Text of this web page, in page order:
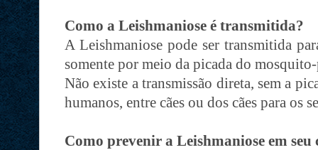
Como a Leishmaniose é transmitida?
A Leishmaniose pode ser transmitida
somente por meio da picada do
Não existe a transmissão direta, sem a
humanos, entre cães ou dos cães para os
Como prevenir a Leishmaniose em seu